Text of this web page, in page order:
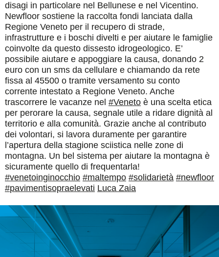
disagi in particolare nel Bellunese e nel Vicentino.
Newfloor sostiene la raccolta fondi lanciata dalla
Regione Veneto per il recupero di strade,
infrastrutture e i boschi divelti e per aiutare le famiglie
coinvolte da questo dissesto idrogeologico. E’
possibile aiutare e appoggiare la causa, donando 2
euro con un sms da cellulare e chiamando da rete
fissa al 45500 o tramite versamento su conto
corrente intestato a Regione Veneto. Anche
trascorrere le vacanze nel #Veneto è una scelta etica
per perorare la causa, segnale utile a ridare dignità al
territorio e alla comunità. Grazie anche al contributo
dei volontari, si lavora duramente per garantire
l’apertura della stagione sciistica nelle zone di
montagna. Un bel sistema per aiutare la montagna è
sicuramente quello di frequentarla!
#venetoinginocchio #maltempo #solidarietà #newfloor
#pavimentisopraelevati Luca Zaia